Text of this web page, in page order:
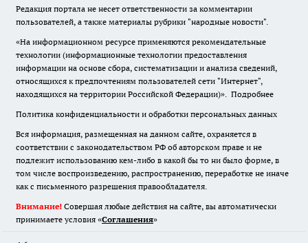
Редакция портала не несет ответственности за комментарии
пользователей, а также материалы рубрики "народные новости".
«На информационном ресурсе применяются рекомендательные
технологии (информационные технологии предоставления
информации на основе сбора, систематизации и анализа сведений,
относящихся к предпочтениям пользователей сети "Интернет",
находящихся на территории Российской Федерации)». Подробнее
Политика конфиденциальности и обработки персональных данных
Вся информация, размещенная на данном сайте, охраняется в
соответствии с законодательством РФ об авторском праве и не
подлежит использованию кем-либо в какой бы то ни было форме, в
том числе воспроизведению, распространению, переработке не иначе
как с письменного разрешения правообладателя.
Внимание! Совершая любые действия на сайте, вы автоматически
принимаете условия «Cоглашения»